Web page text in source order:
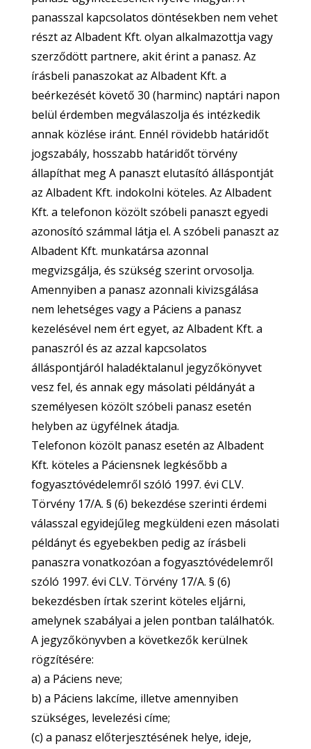
panasszal kapcsolatos döntésekben nem vehet
részt az Albadent Kft. olyan alkalmazottja vagy
szerződött partnere, akit érint a panasz. Az
írásbeli panaszokat az Albadent Kft. a
beérkezését követő 30 (harminc) naptári napon
belül érdemben megválaszolja és intézkedik
annak közlése iránt. Ennél rövidebb határidőt
jogszabály, hosszabb határidőt törvény
állapíthat meg A panaszt elutasító álláspontját
az Albadent Kft. indokolni köteles. Az Albadent
Kft. a telefonon közölt szóbeli panaszt egyedi
azonosító számmal látja el. A szóbeli panaszt az
Albadent Kft. munkatársa azonnal
megvizsgálja, és szükség szerint orvosolja.
Amennyiben a panasz azonnali kivizsgálása
nem lehetséges vagy a Páciens a panasz
kezelésével nem ért egyet, az Albadent Kft. a
panaszról és az azzal kapcsolatos
álláspontjáról haladéktalanul jegyzőkönyvet
vesz fel, és annak egy másolati példányát a
személyesen közölt szóbeli panasz esetén
helyben az ügyfélnek átadja.
Telefonon közölt panasz esetén az Albadent
Kft. köteles a Páciensnek legkésőbb a
fogyasztóvédelemről szóló 1997. évi CLV.
Törvény 17/A. § (6) bekezdése szerinti érdemi
válasszal egyidejűleg megküldeni ezen másolati
példányt és egyebekben pedig az írásbeli
panaszra vonatkozóan a fogyasztóvédelemről
szóló 1997. évi CLV. Törvény 17/A. § (6)
bekezdésben írtak szerint köteles eljárni,
amelynek szabályai a jelen pontban találhatók.
A jegyzőkönyvben a következők kerülnek
rögzítésére:
a) a Páciens neve;
b) a Páciens lakcíme, illetve amennyiben
szükséges, levelezési címe;
(c) a panasz előterjesztésének helye, ideje,